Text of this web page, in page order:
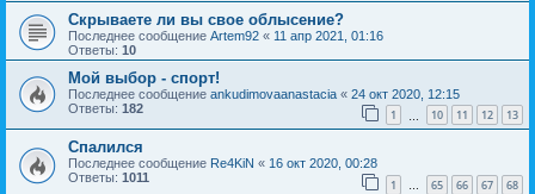
Скрываете ли вы свое облысение?
Последнее сообщение Artem92 « 11 апр 2021, 01:16
Ответы: 10
Мой выбор - спорт!
Последнее сообщение ankudimovaanastacia « 24 окт 2020, 12:15
Ответы: 182 1 10 11 12 13
Спалился
Последнее сообщение Re4KiN « 16 окт 2020, 00:28
Ответы: 1011 1 … 65 66 67 68